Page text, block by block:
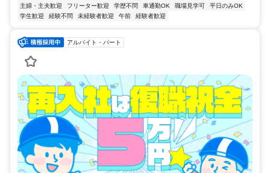
主婦・主夫歓迎
フリーター歓迎 学歴不問 車通勤OK 職場見学可
平日のみOK
学生歓迎
経験不問 未経験者歓迎 午前 経験者歓迎
アルバイト・パート